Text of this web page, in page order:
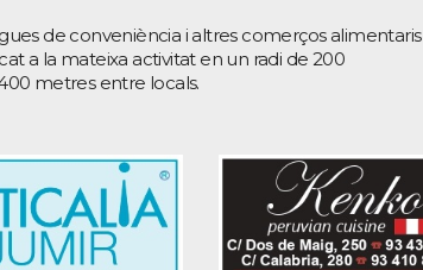
de conveniència i altres comerços alimentaris
a la mateixa activitat en un radi de 200
metres entre locals.